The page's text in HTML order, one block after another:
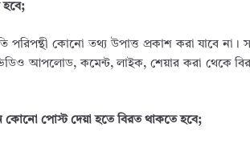
হবে;
কোনো তথ্য উপাত্ত প্রকাশ করা যাবে না।
আপলোড, কমেন্ট, লাইক, শেয়ার করা থেকে
কোনো পোস্ট দেয়া হতে বিরত থাকতে হবে;